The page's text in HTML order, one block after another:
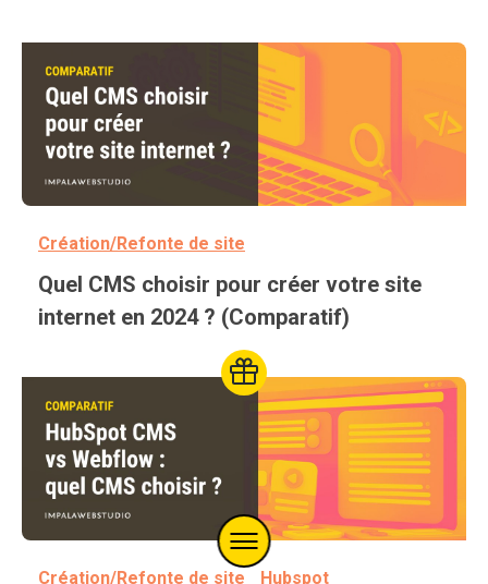
Menu
Création/Refonte de site
Quel CMS choisir pour créer votre site
internet en 2024 ? (Comparatif)
This post have a related
Création/Refonte de site Hubspot